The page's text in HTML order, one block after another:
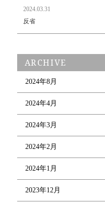
2024.03.31
反省
ARCHIVE
2024年8月
2024年4月
2024年3月
2024年2月
2024年1月
2023年12月